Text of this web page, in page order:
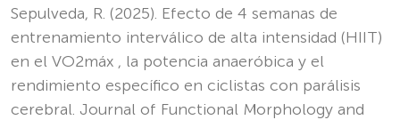
Sepulveda, R. (2025). Efecto de 4 semanas de
entrenamiento interválico de alta intensidad (HIIT)
en el VO2máx , la potencia anaeróbica y el
rendimiento específico en ciclistas con parálisis
cerebral. Journal of Functional Morphology and